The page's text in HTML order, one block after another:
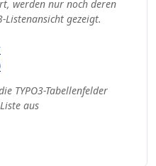
werden nur noch deren
Listenansicht gezeigt.
TYPO3-Tabellenfelder
aus